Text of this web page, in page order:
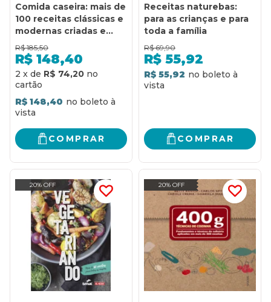
Comida caseira: mais de
100 receitas clássicas e
modernas criadas e
testadas para você
R$ 185,50
R$ 148,40
2 x de R$ 74,20
R$ 148,40
COMPRAR
Receitas naturebas:
para as crianças e para
toda a família
R$ 69,90
R$ 55,92
R$ 55,92
COMPRAR
20% OFF 20% OFF